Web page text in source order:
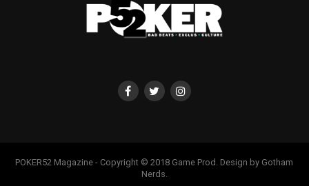
POKER52 Magazine - Copyright © 2018 Game Prod. Design by Gotham
Nerds.